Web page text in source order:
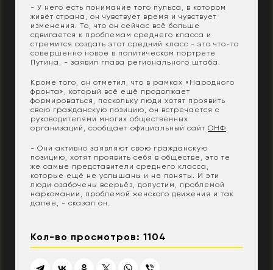
- У него есть понимание того пульса, в котором
живёт страна, он чувствует время и чувствует
изменения. То, что он сейчас всё больше
сдвигается к проблемам среднего класса и
стремится создать этот средний класс - это что-то
совершенно новое в политическом портрете
Путина, - заявил глава регионального штаба.
Кроме того, он отметил, что в рамках «Народного
фронта», который всё ещё продолжает
формироваться, поскольку люди хотят проявить
свою гражданскую позицию, он встречается с
руководителями многих общественных
организаций, сообщает официальный сайт ОНФ
- Они активно заявляют свою гражданскую
позицию, хотят проявить себя в обществе, это те
же самые представители среднего класса,
которые ещё не услышаны и не поняты. И эти
люди озабочены всерьёз, допустим, проблемой
наркомании, проблемой женского движения и так
далее, - сказал он.
Кол-во просмотров: 1104